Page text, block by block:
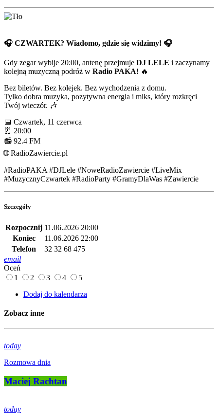
🎧 CZWARTEK? Wiadomo, gdzie się widzimy! 🎧
Gdy zegar wybije 20:00, antenę przejmuje DJ LELE i zaczynamy
kolejną muzyczną podróż w Radio PAKA! 🔥
Bez biletów. Bez kolejek. Bez wychodzenia z domu.
Tylko dobra muzyka, pozytywna energia i miks, który rozkręci
Twój wieczór. 🎶
📅 Czwartek, 11 czerwca
⏰ 20:00
📻 92.4 FM
🌐 RadioZawiercie.pl
#RadioPAKA #DJLele #NoweRadioZawiercie #LiveMix
#MuzycznyCzwartek #RadioParty #GramyDlaWas #Zawiercie
Szczegóły
Rozpocznij 11.06.2026 20:00
Koniec
11.06.2026 22:00
Telefon
32 32 68 475
email
Oceń
1
2 3 4
5
Dodaj do kalendarza
Zobacz inne
today
Rozmowa dnia
Maciej Rachtan
today